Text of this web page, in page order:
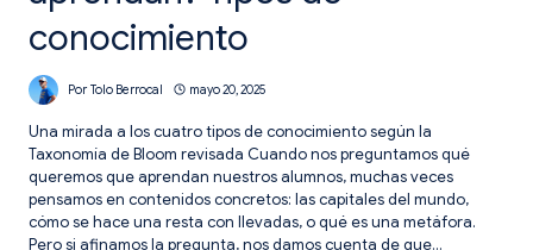
conocimiento
Por Tolo Berrocal mayo 20, 2025
Una mirada a los cuatro tipos de conocimiento según la
Taxonomía de Bloom revisada Cuando nos preguntamos qué
queremos que aprendan nuestros alumnos, muchas veces
pensamos en contenidos concretos: las capitales del mundo,
cómo se hace una resta con llevadas, o qué es una metáfora.
Pero si afinamos la pregunta, nos damos cuenta de que…